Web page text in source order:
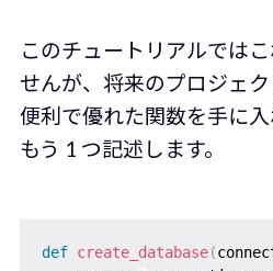
このチュートリアルでは
せんが、将来のプロジェク
便利で優れた関数を手に
もう 1 つ記述します。
def create_database(